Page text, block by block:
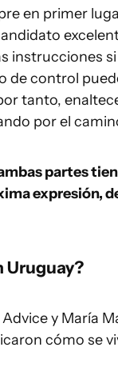
en primer
instrucciones
de control
tanto,
por el
partes
expresión,
Uruguay?
y María
cómo se